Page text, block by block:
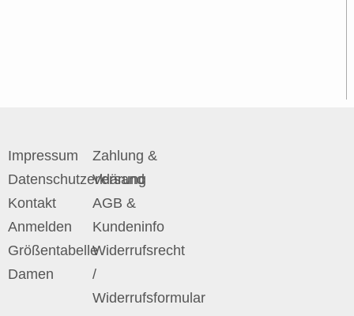
Impressum
Datenschutzerklärung
Kontakt
Anmelden
Größentabelle
Damen
Zahlung &
Versand
AGB &
Kundeninfo
Widerrufsrecht
/
Widerrufsformular